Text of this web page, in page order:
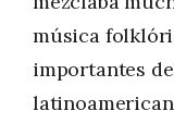
música
importantes